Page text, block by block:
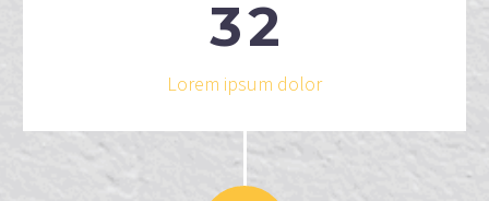
32
Lorem ipsum dolor